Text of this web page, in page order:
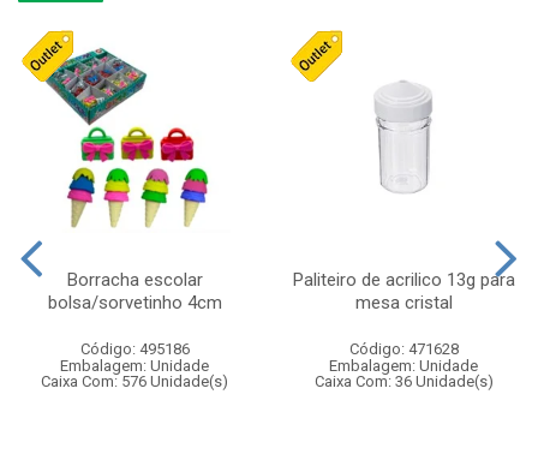
Borracha escolar
bolsa/sorvetinho 4cm
Código: 495186
Embalagem: Unidade
Caixa Com: 576 Unidade(s)
Paliteiro de acrilico 13g para
mesa cristal
Código: 471628
Embalagem: Unidade
Caixa Com: 36 Unidade(s)